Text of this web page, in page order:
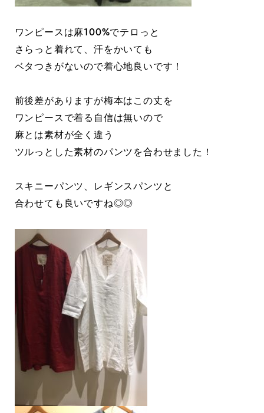
ワンピースは麻100%でテロっと
さらっと着れて、汗をかいても
ベタつきがないので着心地良いです！
前後差がありますが梅本はこの丈を
ワンピースで着る自信は無いので
麻とは素材が全く違う
ツルっとした素材のパンツを合わせました！
スキニーパンツ、レギンスパンツと
合わせても良いですね◎◎